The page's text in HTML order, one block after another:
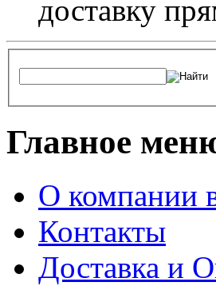
доставку
Главное
О компании
Контакты
Доставка и